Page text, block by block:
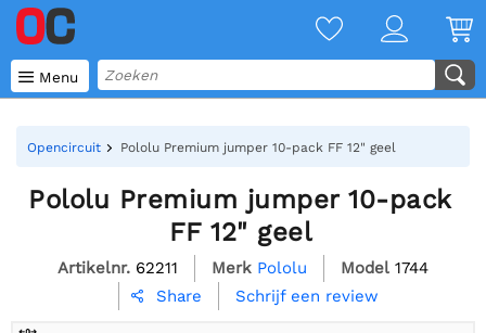
 Menu
Opencircuit Pololu Premium jumper 10-pack FF 12" geel
Pololu Premium jumper 10-pack
FF 12" geel
Artikelnr. 62211 Merk Pololu Model 1744
 Share Schrijf een review